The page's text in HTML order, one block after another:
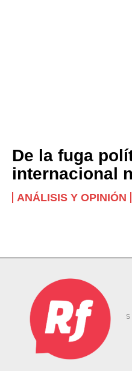
De la fuga
internacional
ANÁLISIS Y OPINIÓN